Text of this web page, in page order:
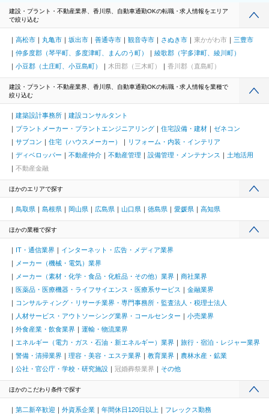
建設・プラント・不動産業界、香川県、自動車通勤OKの転職・求人情報をエリア
で絞り込む
高松市 丸亀市 坂出市 善通寺市 観音寺市 さぬき市 東かがわ市
三豊市
仲多度郡（琴平町、多度津町、まんのう町）
綾歌郡（宇多津町、綾川町）
小豆郡（土庄町、小豆島町）
木田郡（三木町） 香川郡（直島町）
建設・プラント・不動産業界、香川県、自動車通勤OKの転職・求人情報を業種で
絞り込む
建築設計事務所
建設コンサルタント
プラントメーカー・プラントエンジニアリング
住宅設備・建材
ゼネコン
サブコン
住宅（ハウスメーカー）
リフォーム・内装・インテリア
ディベロッパー
不動産仲介 不動産管理 設備管理・メンテナンス
土地活用
不動産金融
ほかのエリアで探す
鳥取県 島根県 岡山県 広島県 山口県 徳島県 愛媛県 高知県
ほかの業種で探す
IT・通信業界
インターネット・広告・メディア業界
メーカー（機械・電気）業界
メーカー（素材・化学・食品・化粧品・その他）業界
商社業界
医薬品・医療機器・ライフサイエンス・医療系サービス
金融業界
コンサルティング・リサーチ業界・専門事務所・監査法人・税理士法人
人材サービス・アウトソーシング業界・コールセンター
小売業界
外食産業・飲食業界
運輸・物流業界
エネルギー（電力・ガス・石油・新エネルギー）業界
旅行・宿泊・レジャー業界
警備・清掃業界
理容・美容・エステ業界 教育業界
農林水産・鉱業
公社・官公庁・学校・研究施設
冠婚葬祭業界 その他
ほかのこだわり条件で探す
第二新卒歓迎 外資系企業 年間休日120日以上 フレックス勤務